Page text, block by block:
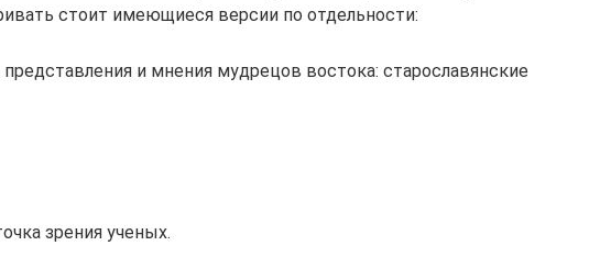
стоит имеющиеся версии по отдельности:
и мнения мудрецов востока: старославянские
зрения ученых.